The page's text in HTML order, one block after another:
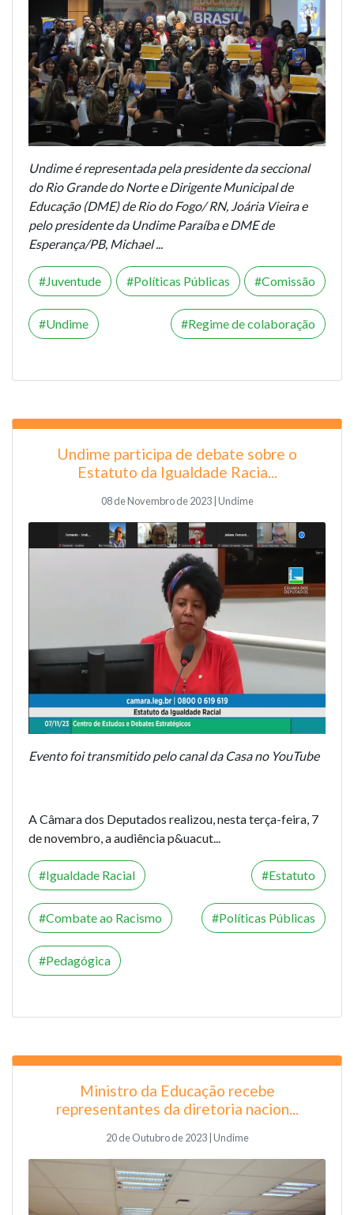
Undime é representada pela presidente da seccional
do Rio Grande do Norte e Dirigente Municipal de
Educação (DME) de Rio do Fogo/ RN, Joária Vieira e
pelo presidente da Undime Paraíba e DME de
Esperança/PB, Michael ...
Juventude Políticas Públicas Comissão
Undime Regime de colaboração
Undime participa de debate sobre o
Estatuto da Igualdade Racia...
08 de Novembro de 2023 | Undime
Evento foi transmitido pelo canal da Casa no YouTube
A Câmara dos Deputados realizou, nesta terça-feira, 7
de novembro, a audiência p&uacut...
Igualdade Racial Estatuto
Combate ao Racismo Políticas Públicas
Pedagógica
Ministro da Educação recebe
representantes da diretoria nacion...
20 de Outubro de 2023 | Undime